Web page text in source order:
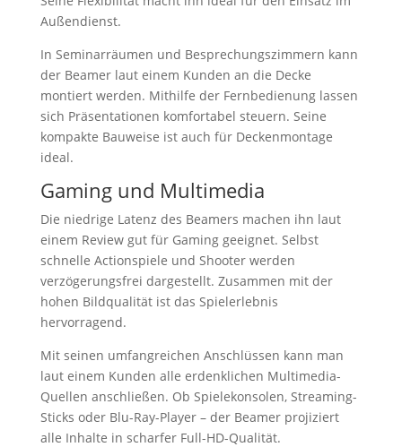
Außendienst.
In Seminarräumen und Besprechungszimmern kann
der Beamer laut einem Kunden an die Decke
montiert werden. Mithilfe der Fernbedienung lassen
sich Präsentationen komfortabel steuern. Seine
kompakte Bauweise ist auch für Deckenmontage
ideal.
Gaming und Multimedia
Die niedrige Latenz des Beamers machen ihn laut
einem Review gut für Gaming geeignet. Selbst
schnelle Actionspiele und Shooter werden
verzögerungsfrei dargestellt. Zusammen mit der
hohen Bildqualität ist das Spielerlebnis
hervorragend.
Mit seinen umfangreichen Anschlüssen kann man
laut einem Kunden alle erdenklichen Multimedia-
Quellen anschließen. Ob Spielekonsolen, Streaming-
Sticks oder Blu-Ray-Player – der Beamer projiziert
alle Inhalte in scharfer Full-HD-Qualität.